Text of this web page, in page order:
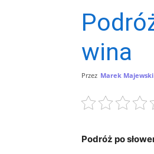
wina
Przez Marek Majewski
Podróż po